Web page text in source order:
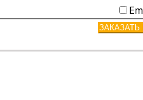
ЗАКАЗАТЬ